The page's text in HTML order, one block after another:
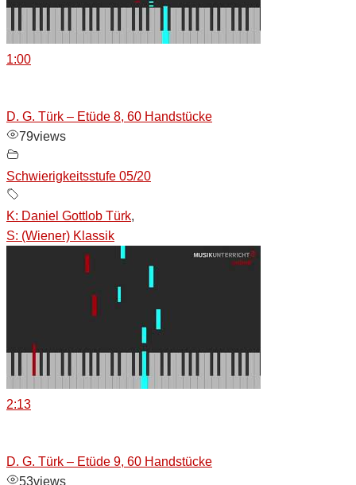
1:00
D. G. Türk – Etüde 8, 60 Handstücke
79views
Schwierigkeitsstufe 05/20
K: Daniel Gottlob Türk,
S: (Wiener) Klassik
2:13
D. G. Türk – Etüde 9, 60 Handstücke
53views